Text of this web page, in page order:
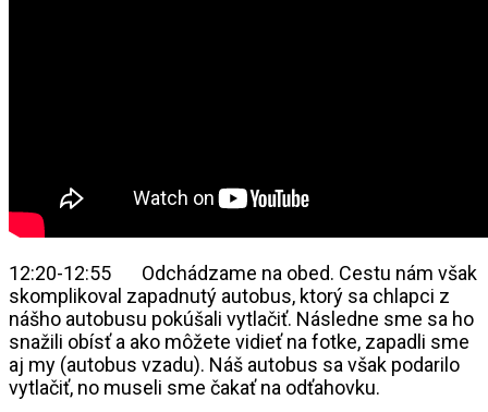
12:20-12:55 Odchádzame na obed. Cestu nám však
skomplikoval zapadnutý autobus, ktorý sa chlapci z
nášho autobusu pokúšali vytlačiť. Následne sme sa ho
snažili obísť a ako môžete vidieť na fotke, zapadli sme
aj my (autobus vzadu). Náš autobus sa však podarilo
vytlačiť, no museli sme čakať na odťahovku.